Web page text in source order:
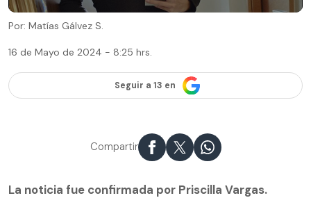
Por: Matías Gálvez S.
16 de Mayo de 2024 - 8:25 hrs.
Seguir a 13 en
Compartir
La noticia fue confirmada por Priscilla Vargas.